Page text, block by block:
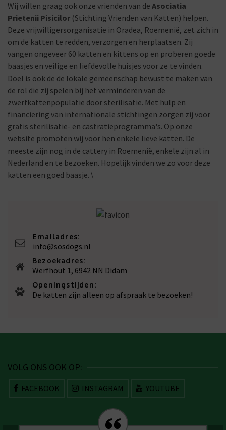
Wij willen graag ook onze vrienden van de Asociatia
Prietenii Pisicilor (Stichting Vrienden van Katten) helpen.
Deze vrijwilligersorganisatie in Oradea, Roemenië, zet zich in
om de katten te redden, verzorgen en herplaatsen. Zij
vangen ongeveer 60 katten en kittens op en proberen goede
baasjes en veilige en liefdevolle huisjes voor ze te vinden.
Doel is ook de de lokale gemeenschap bewust te maken van
de rol die zij spelen bij het verminderen van de
zwerfkattenpopulatie door sterilisatie. Met hulp en
financiering van internationale stichtingen zorgen zij voor
gratis sterilisatie- en castratieprogramma's. Op onze
website promoten wij voor hen enkele lieve katten. De
meeste zijn nog in de cattery in Roemenië, enkele zijn al in
Nederland en te bezoeken. Hopelijk vinden we zo voor deze
katten een goed baasje. \
Emailadres:
info@sosdogs.nl
Bezoekadres:
Werfhout 1, 6942 NN Didam
Openingstijden:
De katten zijn alleen op afspraak te bezoeken!
VOLG ONS OOK OP:
FACEBOOK INSTAGRAM YOUTUBE